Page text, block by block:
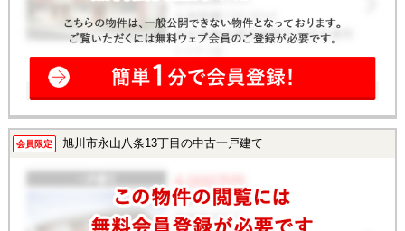
会員限定 旭川市永山八条13丁目の中古一戸建て